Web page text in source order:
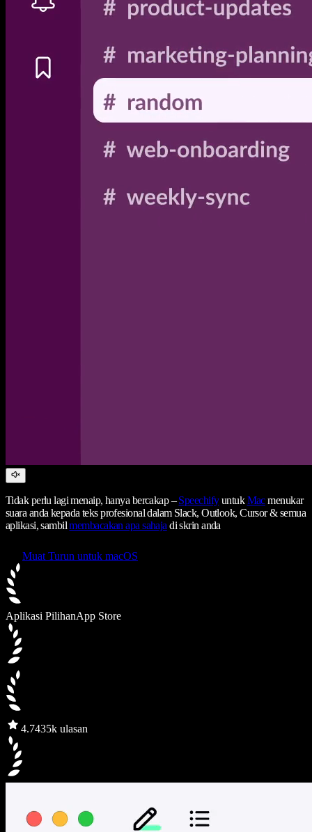
Tidak perlu lagi menaip, hanya bercakap –SpeechifyuntukMacmenukar
suara anda kepada teks profesional dalam Slack, Outlook, Cursor & semua
aplikasi, sambilmembacakan apa sahaja di skrin anda
Muat Turun untuk macOS
Aplikasi PilihanApp Store
4.7435k ulasan